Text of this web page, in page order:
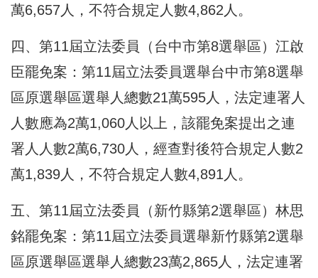
萬6,657人，不符合規定人數4,862人。
四、第11屆立法委員（台中市第8選舉區）江啟
臣罷免案：第11屆立法委員選舉台中市第8選舉
區原選舉區選舉人總數21萬595人，法定連署人
人數應為2萬1,060人以上，該罷免案提出之連
署人人數2萬6,730人，經查對後符合規定人數2
萬1,839人，不符合規定人數4,891人。
五、第11屆立法委員（新竹縣第2選舉區）林思
銘罷免案：第11屆立法委員選舉新竹縣第2選舉
區原選舉區選舉人總數23萬2,865人，法定連署